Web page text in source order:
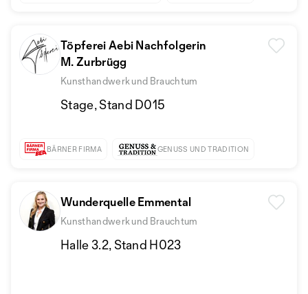
Töpferei Aebi Nachfolgerin
M. Zurbrügg
Kunsthandwerk und Brauchtum
Stage, Stand D015
BÄRNER FIRMA GENUSS UND TRADITION
Wunderquelle Emmental
Kunsthandwerk und Brauchtum
Halle 3.2, Stand H023